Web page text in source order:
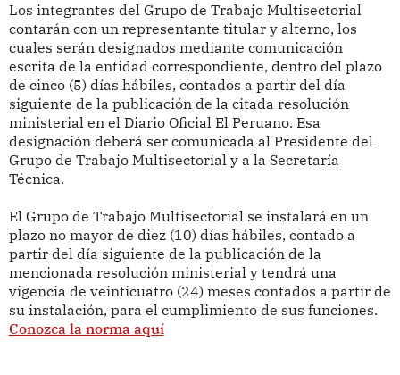
Los integrantes del Grupo de Trabajo Multisectorial
contarán con un representante titular y alterno, los
cuales serán designados mediante comunicación
escrita de la entidad correspondiente, dentro del plazo
de cinco (5) días hábiles, contados a partir del día
siguiente de la publicación de la citada resolución
ministerial en el Diario Oficial El Peruano. Esa
designación deberá ser comunicada al Presidente del
Grupo de Trabajo Multisectorial y a la Secretaría
Técnica.
El Grupo de Trabajo Multisectorial se instalará en un
plazo no mayor de diez (10) días hábiles, contado a
partir del día siguiente de la publicación de la
mencionada resolución ministerial y tendrá una
vigencia de veinticuatro (24) meses contados a partir de
su instalación, para el cumplimiento de sus funciones.
Conozca la norma aquí